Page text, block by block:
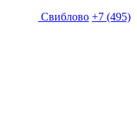
Свиблово +7 (495)